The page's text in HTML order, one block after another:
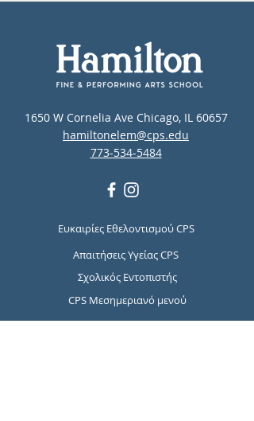
1650 W Cornelia Ave Chicago, IL 60657
hamiltonelem@cps.edu
773-534-5484
Ευκαιρίες Εθελοντισμού CPS
Απαιτήσεις Υγείας CPS
Σχολικός Εντοπιστής
CPS Μεσημεριανό μενού
CPS Ψυχική Υγεία και Πόροι